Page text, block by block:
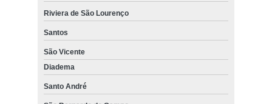
Riviera de São Lourenço
Santos
São Vicente
Diadema
Santo André